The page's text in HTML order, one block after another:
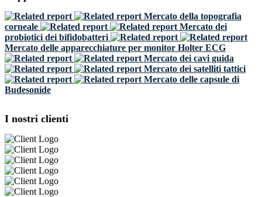
Mercato della topografia
corneale
Mercato dei
probiotici dei bifidobatteri
Mercato delle apparecchiature per monitor Holter ECG
Mercato dei cavi guida
Mercato dei satelliti tattici
Mercato delle capsule di
Budesonide
I nostri clienti